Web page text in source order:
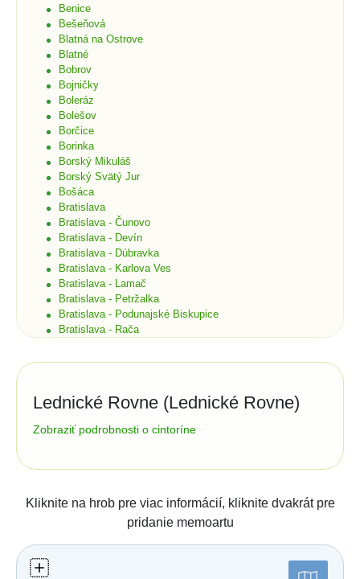
Benice
Bešeňová
Blatná na Ostrove
Blatné
Bobrov
Bojničky
Boleráz
Bolešov
Borčice
Borinka
Borský Mikuláš
Borský Svätý Jur
Bošáca
Bratislava
Bratislava - Čunovo
Bratislava - Devín
Bratislava - Dúbravka
Bratislava - Karlova Ves
Bratislava - Lamač
Bratislava - Petržalka
Bratislava - Podunajské Biskupice
Bratislava - Rača
Bratislava - Ružinov
Bratislava - Vrakuňa
Brekov
Bučany
Budmerice
Bukovec okr. Košice
Bukovec okr. Myjava
Lednické Rovne (Lednické Rovne)
Správa cintorína:
Počet hrobov: 1080
Počet zosnulých: 1753
Posledná aktualizácia:
11.08.2021 (mapa)
Zobraziť podrobnosti o cintoríne
Kliknite na hrob pre viac informácií, kliknite dvakrát pre
pridanie memoartu